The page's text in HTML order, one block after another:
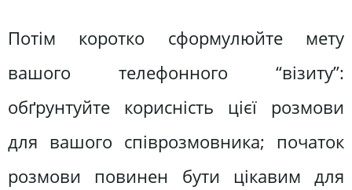
Потім коротко сформулюйте мету
вашого телефонного “візиту”:
обґрунтуйте корисність цієї розмови
для вашого співрозмовника; початок
розмови повинен бути цікавим для